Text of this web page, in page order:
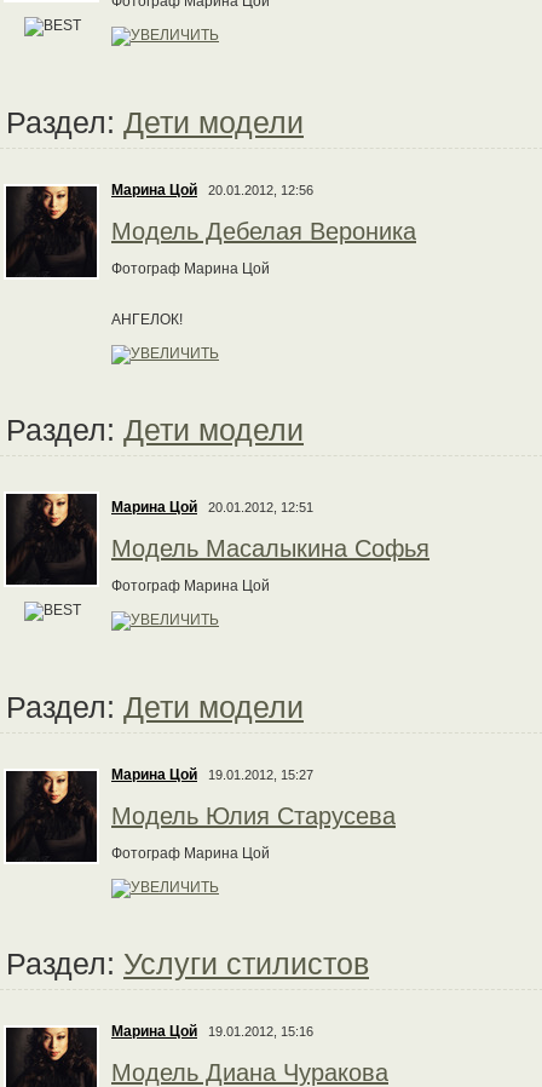
Раздел: Дети модели
Марина Цой 20.01.2012, 12:56
Модель Дебелая Вероника
Фотограф Марина Цой
АНГЕЛОК!
Раздел: Дети модели
Марина Цой 20.01.2012, 12:51
Модель Масалыкина Софья
Фотограф Марина Цой
Раздел: Дети модели
Марина Цой 19.01.2012, 15:27
Модель Юлия Старусева
Фотограф Марина Цой
Раздел: Услуги стилистов
Марина Цой 19.01.2012, 15:16
Модель Диана Чуракова